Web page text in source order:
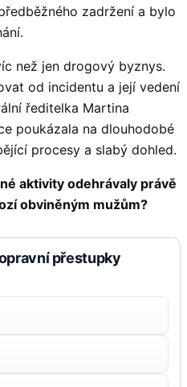
zadržení a bylo
než jen drogový byznys.
od incidentu a její vedení
ředitelka Martina
poukázala na dlouhodobé
procesy a slabý dohled.
aktivity odehrávaly právě
obviněným mužům?
přestupky